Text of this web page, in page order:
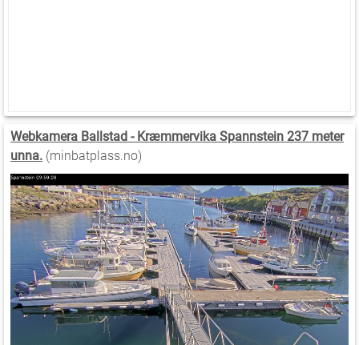
Webkamera Ballstad - Kræmmervika Spannstein 237 meter
unna. (minbatplass.no)